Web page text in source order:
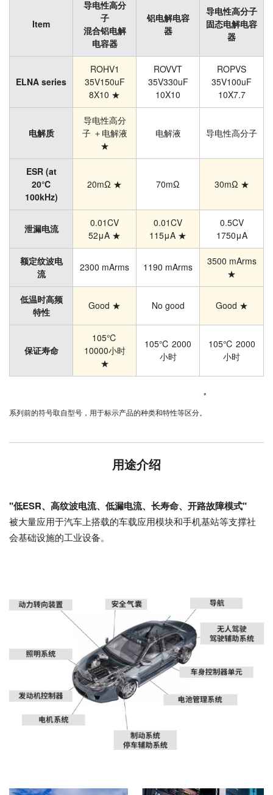
Item
导电性高分
子
混合铝电解
电容器
铝电解电容
器
导电性高分子
固态电解电容
器
ELNA series
ROHV1
35V150uF
8X10 ★
ROVVT
35V330uF
10X10
ROPVS
35V100uF
10X7.7
电解质
导电性高分
子 ＋电解液
★
电解液 导电性高分子
ESR (at
20℃
100kHz)
20mΩ ★ 70mΩ 30mΩ ★
泄漏电流
0.01CV
52μΑ ★
0.01CV
115μΑ ★
0.5CV
1750μΑ
额定纹波电
流
2300 mArms 1190 mArms
3500 mArms
★
低温时高频
特性
Good ★ No good Good ★
保证寿命
105℃
10000小时
★
105℃ 2000
小时
105℃ 2000
小时
*
系列前的符号取自型号，用于标示产品的种类和特性等区分。
用途介绍
"低ESR、高纹波电流、低漏电流、长寿命、开路故障模式"
被大量应用于汽车上搭载的车载应用模块和手机基站等支撑社
会基础设施的工业设备。